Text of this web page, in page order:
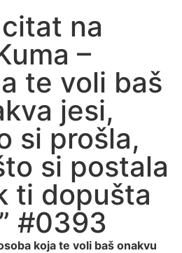
na
–
te voli baš
jesi,
si prošla,
si postala
ti dopušta
#0393
koja te voli baš onakvu